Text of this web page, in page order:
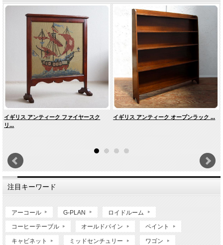
イギリス アンティーク ファイヤースク
リ...
イギリス アンティーク オープンラック ...
注目キーワード
アーコール G-PLAN ロイドルーム
コーヒーテーブル オールドパイン ペイント
キャビネット ミッドセンチュリー ワゴン